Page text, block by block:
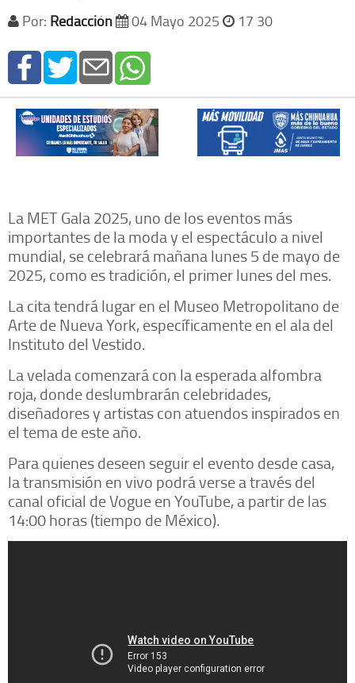
Por: Redacción 04 Mayo 2025 17 30
La MET Gala 2025, uno de los eventos más
importantes de la moda y el espectáculo a nivel
mundial, se celebrará mañana lunes 5 de mayo de
2025, como es tradición, el primer lunes del mes.
La cita tendrá lugar en el Museo Metropolitano de
Arte de Nueva York, específicamente en el ala del
Instituto del Vestido.
La velada comenzará con la esperada alfombra
roja, donde deslumbrarán celebridades,
diseñadores y artistas con atuendos inspirados en
el tema de este año.
Para quienes deseen seguir el evento desde casa,
la transmisión en vivo podrá verse a través del
canal oficial de Vogue en YouTube, a partir de las
14:00 horas (tiempo de México).